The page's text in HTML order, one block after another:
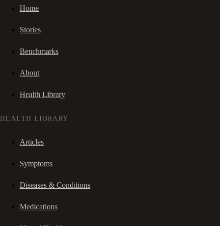
Home
Stories
Benchmarks
About
Health Library
HEALTH LIBRARY
Articles
Symptoms
Diseases & Conditions
Medications